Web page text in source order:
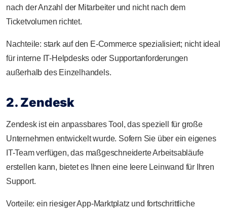
nach der Anzahl der Mitarbeiter und nicht nach dem
Ticketvolumen richtet.
Nachteile: stark auf den E-Commerce spezialisiert; nicht ideal
für interne IT-Helpdesks oder Supportanforderungen
außerhalb des Einzelhandels.
2. Zendesk
Zendesk ist ein anpassbares Tool, das speziell für große
Unternehmen entwickelt wurde. Sofern Sie über ein eigenes
IT-Team verfügen, das maßgeschneiderte Arbeitsabläufe
erstellen kann, bietet es Ihnen eine leere Leinwand für Ihren
Support.
Vorteile: ein riesiger App-Marktplatz und fortschrittliche